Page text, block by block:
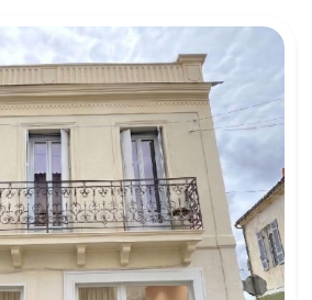
MEDOC (33340)
IMMEUBLE
229 500 €